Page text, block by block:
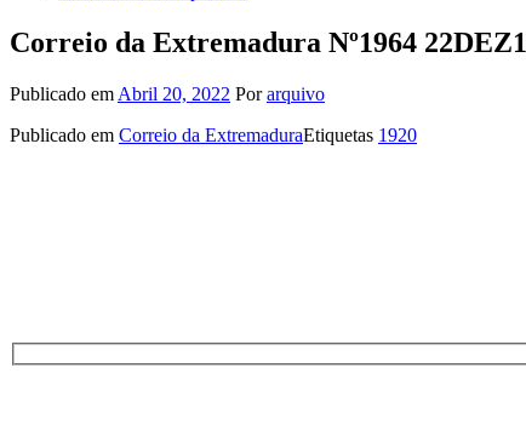
Correio da Extremadura Nº1964
Publicado em Abril 20, 2022 Porarquivo
Publicado em Correio da ExtremaduraEtiquetas 1920